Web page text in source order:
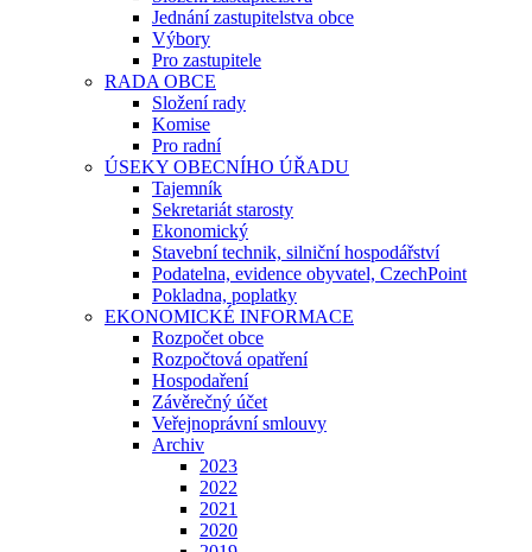
Jednání zastupitelstva obce
Výbory
Pro zastupitele
RADA OBCE
Složení rady
Komise
Pro radní
ÚSEKY OBECNÍHO ÚŘADU
Tajemník
Sekretariát starosty
Ekonomický
Stavební technik, silniční hospodářství
Podatelna, evidence obyvatel, CzechPoint
Pokladna, poplatky
EKONOMICKÉ INFORMACE
Rozpočet obce
Rozpočtová opatření
Hospodaření
Závěrečný účet
Veřejnoprávní smlouvy
Archiv
2023
2022
2021
2020